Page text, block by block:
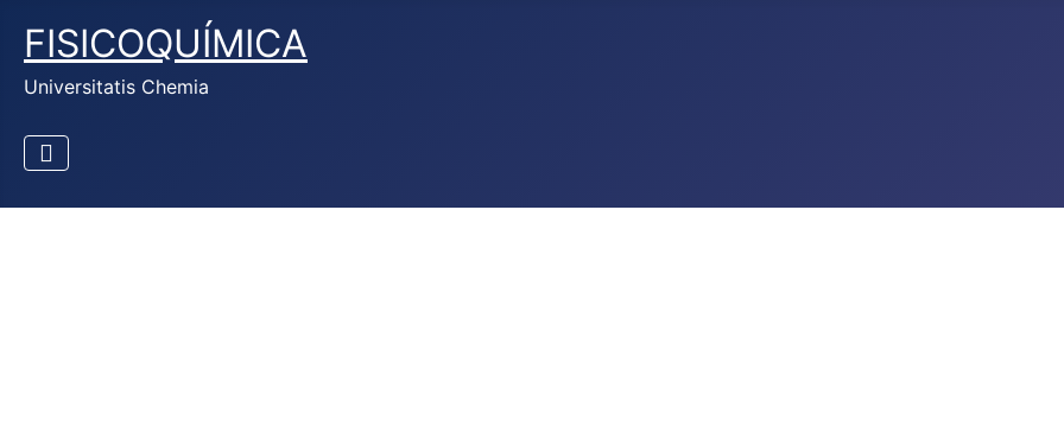
FISICOQUÍMICA
Universitatis Chemia